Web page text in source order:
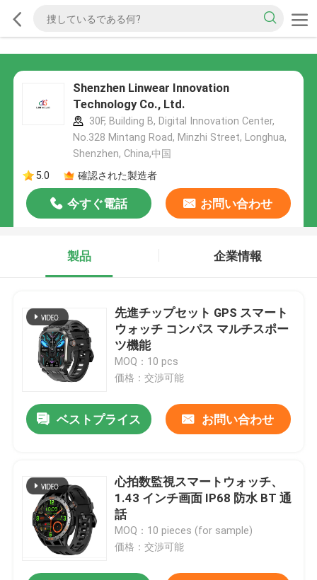
Shenzhen Linwear Innovation
Technology Co., Ltd.
30F, Building B, Digital Innovation Center,
No.328 Mintang Road, Minzhi Street, Longhua,
Shenzhen, China,中国
5.0
確認された製造者
今すぐ電話 お問い合わせ
製品 企業情報
先進チップセット GPS スマート
ウォッチ コンパス マルチスポー
ツ機能
MOQ：10 pcs
価格：交渉可能
ベストプライス お問い合わせ
心拍数監視スマートウォッチ、
1.43 インチ画面 IP68 防水 BT 通
話
MOQ：10 pieces (for sample)
価格：交渉可能